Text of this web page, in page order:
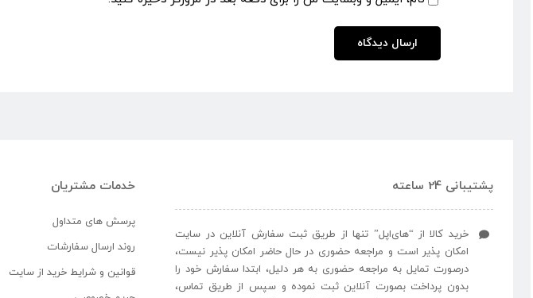
پشتیبانی 24 ساعته
خرید کالا از “های‌اپل” تنها از طریق ثبت سفارش آنلاین در سایت
امکان پذیر است و مراجعه حضوری در حال حاضر امکان پذیر نیست،
درصورت تمایل به مراجعه حضوری به هر دلیل، ابتدا سفارش خود را
بدون پرداخت بصورت آنلاین ثبت نموده و سپس از طریق تماس،
خدمات مشتریان
پرسش های متداول
روند ارسال سفارشات
قوانین و شرایط خرید از سایت